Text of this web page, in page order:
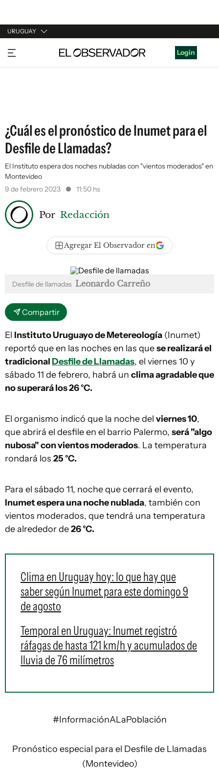
URUGUAY
URUGUAY
ARGENTINA
Login
¿Cuál es el pronóstico de Inumet para el
Desfile de Llamadas?
El Instituto espera dos noches nubladas con "vientos moderados" en
Montevideo
9 de febrero 2023
11:50 hs
Por Redacción
Agregar El Observador en
Desfile de llamadas Leonardo Carreño
Compartir
El Instituto Uruguayo de Metereología (Inumet)
reportó que en las noches en las quese realizará el
tradicionalDesfile de Llamadas, el viernes 10 y
sábado 11 de febrero, habrá un clima agradable que
no superará los 26 °C.
El organismo indicó que la noche del viernes 10,
que abrirá el desfile en el barrio Palermo, será "algo
nubosa" con vientos moderados. La temperatura
rondará los 25 °C.
Para el sábado 11, noche que cerrará el evento,
Inumet espera una noche nublada, también con
vientos moderados, que tendrá una temperatura
de alrededor de26 °C.
Clima en Uruguay hoy: lo que hay que
saber según Inumet para este domingo 9
de agosto
Temporal en Uruguay: Inumet registró
ráfagas de hasta 121 km/h y acumulados de
lluvia de 76 milímetros
#InformaciónALaPoblación
Pronóstico especial para el Desfile de Llamadas
(Montevideo)